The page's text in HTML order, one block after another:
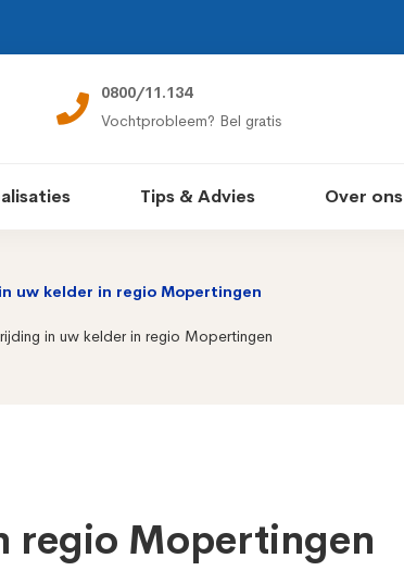
0800/11.134
Vochtprobleem? Bel gratis
Tips & Advies Over ons
uw kelder in regio Mopertingen
in uw kelder in regio Mopertingen
regio Mopertingen